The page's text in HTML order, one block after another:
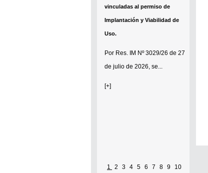
vinculadas al permiso de
Implantación y Viabilidad de
Uso.
Por Res. IM Nº 3029/26 de 27
de julio de 2026, se...
[+]
1 2 3 4 5 6 7 8 9 10